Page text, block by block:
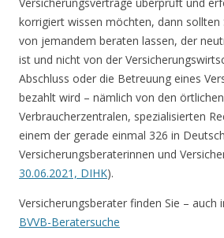
korrigiert wissen möchten, dann sollten
von jemandem beraten lassen, der
ist und nicht von der
Abschluss oder die Betreuung eines
bezahlt wird – nämlich von den örtlichen
Verbraucherzentralen, spezialisierten
einem der gerade einmal 326 in
Versicherungsberaterinnen und
30.06.2021, DIHK).
Versicherungsberater finden Sie – auch
BVVB-Beratersuche